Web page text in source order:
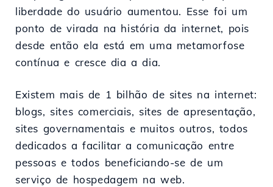
liberdade do usuário aumentou. Esse foi um
ponto de virada na história da internet, pois
desde então ela está em uma metamorfose
contínua e cresce dia a dia.
Existem mais de 1 bilhão de sites na internet:
blogs, sites comerciais, sites de apresentação,
sites governamentais e muitos outros, todos
dedicados a facilitar a comunicação entre
pessoas e todos beneficiando-se de um
serviço de hospedagem na web.